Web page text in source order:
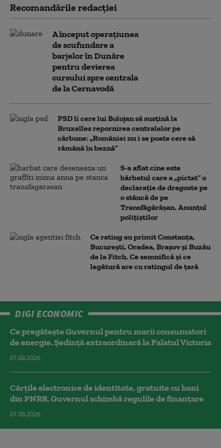
Recomandările redacţiei
A început operațiunea
de scufundare a
barjelor în Dunăre
pentru devierea
cursului spre centrala
de la Cernavodă
PSD îi cere lui Bolojan să susțină la
Bruxelles repornirea centralelor pe
cărbune: „României nu i se poate cere să
rămână în beznă”
S-a aflat cine este
bărbatul care a „pictat” o
declarație de dragoste pe
o stâncă de pe
Transfăgărășan. Anunțul
polițiștilor
Ce rating au primit Constanța,
București, Oradea, Brașov și Buzău
de la Fitch. Ce semnifică și ce
legătură are cu ratingul de țară
DIGI ECONOMIC
Ce pregătește Guvernul pentru marii consumatori
de energie. Ședință extraordinară la Palatul Victoria
07.08.2026
Cărțile electronice de identitate, gratuite cu bani
din PNRR. Guvernul schimbă regulile de finanțare
07.08.2026